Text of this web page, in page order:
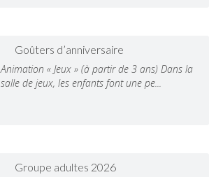
Goûters d’anniversaire
Animation « Jeux » (à partir de 3 ans) Dans la
salle de jeux, les enfants font une pe...
Groupe adultes 2026